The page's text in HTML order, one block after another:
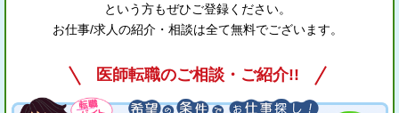
という方もぜひご登録ください。
お仕事/求人の紹介・相談は全て無料でございます。
医師転職のご相談・ご紹介!!